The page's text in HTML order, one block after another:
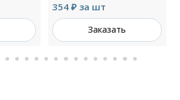
354 ₽ за шт
Заказать